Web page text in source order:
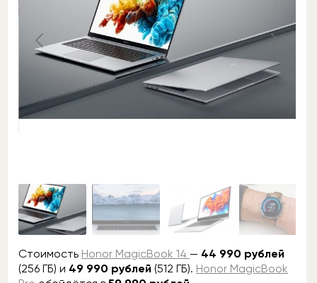
Стоимость Honor MagicBook 14 — 44 990 рублей
(256 ГБ) и 49 990 рублей (512 ГБ). Honor MagicBook